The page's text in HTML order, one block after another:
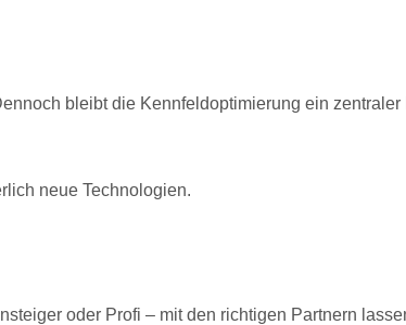
bleibt die Kennfeldoptimierung ein
neue Technologien.
oder Profi – mit den richtigen Partnern